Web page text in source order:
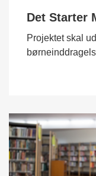
Det Starter
Projektet skal